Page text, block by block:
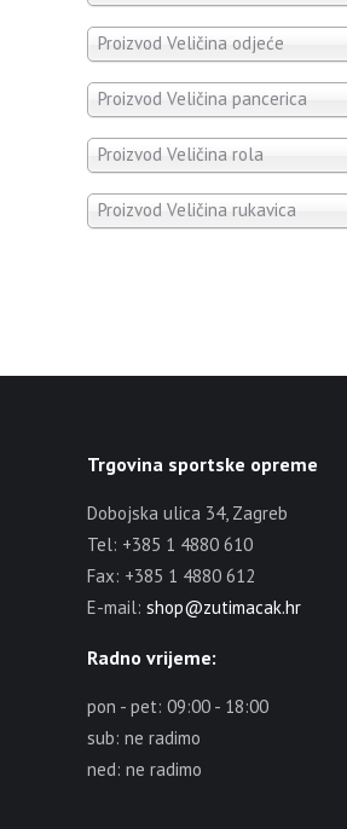
Proizvod Veličina odjeće
Proizvod Veličina pancerica
Proizvod Veličina rola
Proizvod Veličina rukavica
Trgovina sportske opreme
Dobojska ulica 34, Zagreb
Tel: +385 1 4880 610
Fax: +385 1 4880 612
E-mail: shop@zutimacak.hr
Radno vrijeme:
pon - pet: 09:00 - 18:00
sub: ne radimo
ned: ne radimo